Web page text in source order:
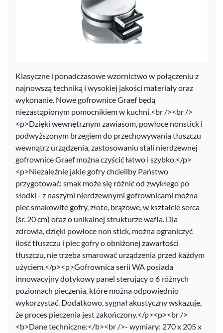
Klasyczne i ponadczasowe wzornictwo w połączeniu z
najnowszą techniką i wysokiej jakości materiały oraz
wykonanie. Nowe gofrownice Graef będą
niezastąpionym pomocnikiem w kuchni.<br /><br />
<p>Dzięki wewnętrznym zawiasom, powłoce nonstick i
podwyższonym brzegiem do przechowywania tłuszczu
wewnątrz urządzenia, zastosowaniu stali nierdzewnej
gofrownice Graef można czyścić łatwo i szybko.</p>
<p>Niezależnie jakie gofry chcieliby Państwo
przygotować: smak może się różnić od zwykłego po
słodki - z naszymi nierdzewnymi gofrownicami można
piec smakowite gofry, złote, brązowe, w kształcie serca
(śr. 20 cm) oraz o unikalnej strukturze wafla. Dla
zdrowia, dzięki powłoce non stick, można ograniczyć
ilość tłuszczu i piec gofry o obniżonej zawartości
tłuszczu, nie trzeba smarować urządzenia przed każdym
użyciem.</p><p>Gofrownica serii WA posiada
innowacyjny dotykowy panel sterujący o 6 różnych
poziomach pieczenia, które można odpowiednio
wykorzystać. Dodatkowo, sygnał akustyczny wskazuje,
że proces pieczenia jest zakończony.</p><p><br />
<b>Dane techniczne:</b><br />- wymiary: 270 x 205 x